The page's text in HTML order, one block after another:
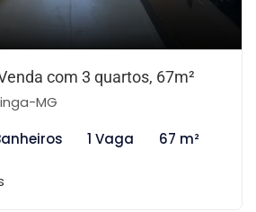
com 3 quartos, 67m²
MG
1 Vaga 67 m²